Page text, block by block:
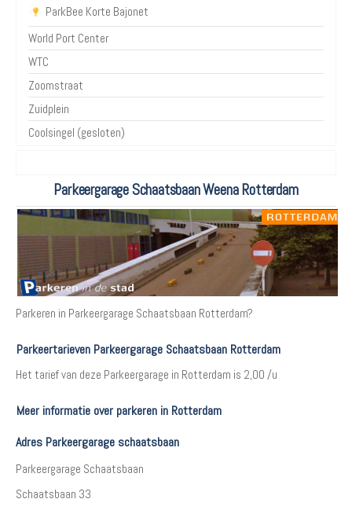
ParkBee Korte Bajonet
World Port Center
WTC
Zoomstraat
Zuidplein
Coolsingel (gesloten)
Parkeergarage Schaatsbaan Weena Rotterdam
Parkeren in Parkeergarage Schaatsbaan Rotterdam?
Parkeertarieven Parkeergarage Schaatsbaan Rotterdam
Het tarief van deze Parkeergarage in Rotterdam is 2,00 /u
Meer informatie over parkeren in Rotterdam
Adres Parkeergarage schaatsbaan
Parkeergarage Schaatsbaan
Schaatsbaan 33